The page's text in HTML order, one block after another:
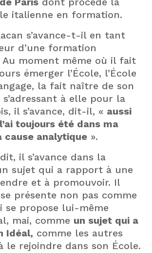
italienne en formation.
s’avance-t-il en tant
d’une formation
moment même où il fait
émerger l’École, l’École
la fait naître de son
à elle pour la
il s’avance, dit-il, « aussi
toujours été dans ma
cause analytique ».
il s’avance dans la
sujet qui a rapport à une
et à promouvoir. Il
se présente non pas comme
se propose lui-même
mai, comme un sujet qui a
Idéal, comme les autres
le rejoindre dans son École.